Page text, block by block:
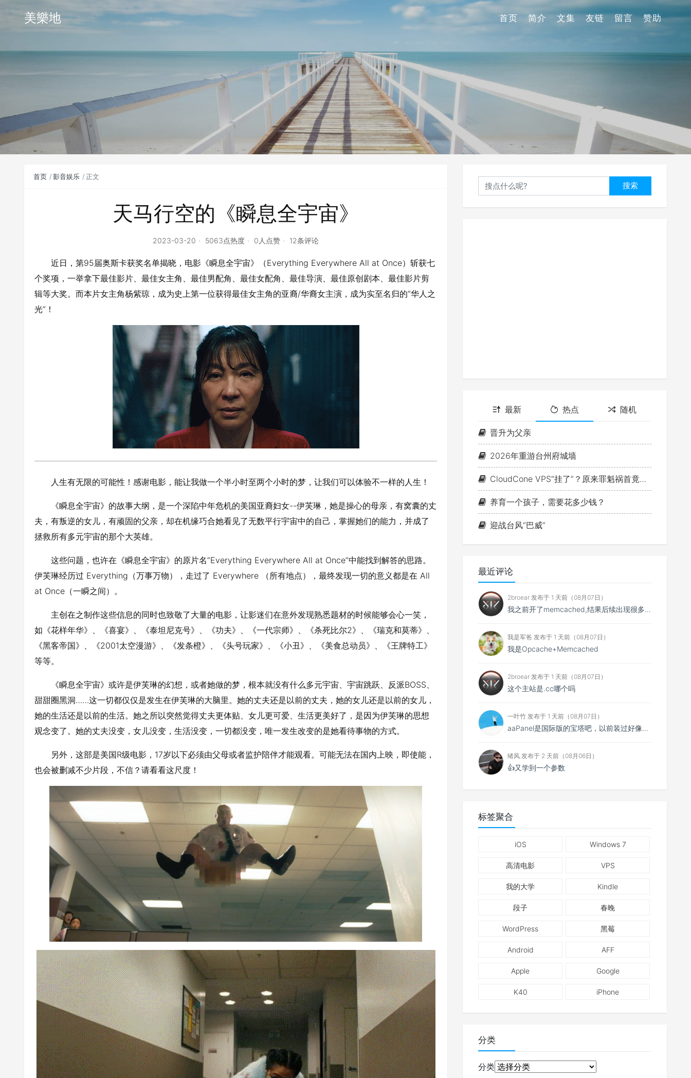
美樂地 首页 简介 文集 友链 留言 赞助
首页 影音娱乐 正文
天马行空的《瞬息全宇宙》
2023-03-20 5063点热度 0人点赞 12条评论
近日，第95届奥斯卡获奖名单揭晓，电影《瞬息全宇宙》（Everything Everywhere All at Once）斩获七
个奖项，一举拿下最佳影片、最佳女主角、最佳男配角、最佳女配角、最佳导演、最佳原创剧本、最佳影片剪
辑等大奖。而本片女主角杨紫琼，成为史上第一位获得最佳女主角的亚裔/华裔女主演，成为实至名归的“华人之
光”！
人生有无限的可能性！感谢电影，能让我做一个半小时至两个小时的梦，让我们可以体验不一样的人生！
《瞬息全宇宙》的故事大纲，是一个深陷中年危机的美国亚裔妇女--伊芙琳，她是操心的母亲，有窝囊的丈
夫，有叛逆的女儿，有顽固的父亲，却在机缘巧合她看见了无数平行宇宙中的自己，掌握她们的能力，并成了
拯救所有多元宇宙的那个大英雄。
这些问题，也许在《瞬息全宇宙》的原片名“Everything Everywhere All at Once”中能找到解答的思路。
伊芙琳经历过 Everything（万事万物），走过了 Everywhere （所有地点），最终发现一切的意义都是在 All
at Once（一瞬之间）。
主创在之制作这些信息的同时也致敬了大量的电影，让影迷们在意外发现熟悉题材的时候能够会心一笑，
如《花样年华》、《喜宴》、《泰坦尼克号》、《功夫》、《一代宗师》、《杀死比尔2》、《瑞克和莫蒂》、
《黑客帝国》、《2001太空漫游》、《发条橙》、《头号玩家》、《小丑》、《美食总动员》、《王牌特工》
等等。
《瞬息全宇宙》或许是伊芙琳的幻想，或者她做的梦，根本就没有什么多元宇宙、宇宙跳跃、反派BOSS、
甜甜圈黑洞……这一切都仅仅是发生在伊芙琳的大脑里。她的丈夫还是以前的丈夫，她的女儿还是以前的女儿，
她的生活还是以前的生活。她之所以突然觉得丈夫更体贴、女儿更可爱、生活更美好了，是因为伊芙琳的思想
观念变了。她的丈夫没变，女儿没变，生活没变，一切都没变，唯一发生改变的是她看待事物的方式。
另外，这部是美国R级电影，17岁以下必须由父母或者监护陪伴才能观看。可能无法在国内上映，即使能，
也会被删减不少片段，不信？请看看这尺度！
搜索
最新 热点 随机
晋升为父亲
2026年重游台州府城墙
CloudCone VPS“挂了”？原来罪魁祸首竟是MTU
养育一个孩子，需要花多少钱？
迎战台风“巴威”
最近评论
2broear 发布于 1 天前（08月07日）
我之前开了memcached,结果后续出现很多问题找不到原因,结果发现是缓存😂..
我是军爸 发布于 1 天前（08月07日）
我是Opcache+Memcached
2broear 发布于 1 天前（08月07日）
这个主站是.cc哪个吗
一叶竹 发布于 1 天前（08月07日）
aaPanel是国际版的宝塔吧，以前装过好像没中文得用别人做的汉化包。
绪风 发布于 2 天前（08月06日）
👍又学到一个参数
标签聚合
iOS Windows 7
高清电影 VPS
我的大学 Kindle
段子 春晚
WordPress 黑莓
Android AFF
Apple Google
K40 iPhone
分类
分类